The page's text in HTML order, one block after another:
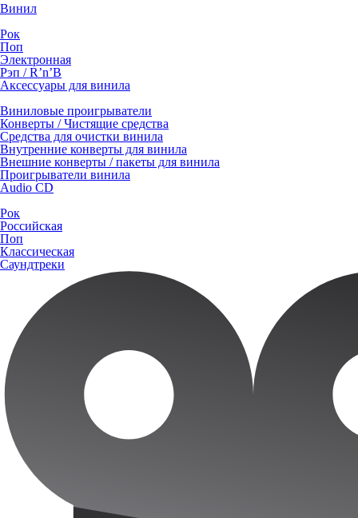
Винил
Рок
Поп
Электронная
Рэп / R’n’B
Аксессуары для винила
Виниловые проигрыватели
Конверты / Чистящие средства
Средства для очистки винила
Внутренние конверты для винила
Внешние конверты / пакеты для винила
Проигрыватели винила
Audio CD
Рок
Российская
Поп
Классическая
Саундтреки